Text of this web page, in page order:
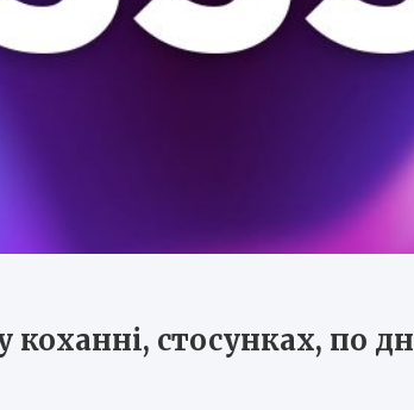
коханні, стосунках, по